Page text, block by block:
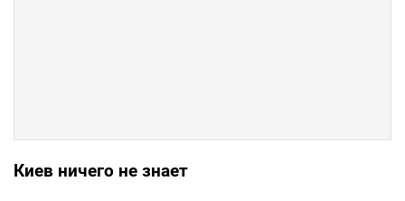
Киев ничего не знает